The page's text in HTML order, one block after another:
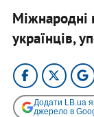
Міжнародні
українців,
Додати LB.ua
джерело в